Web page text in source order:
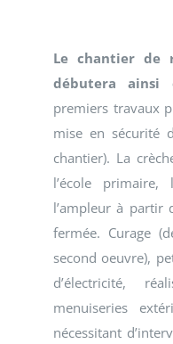
Le chantier de
débutera ainsi
premiers travaux
mise en sécurité
chantier). La
l’école
l’ampleur à partir
fermée. Curage
second oeuvre),
d’électricité,
menuiseries
nécessitant